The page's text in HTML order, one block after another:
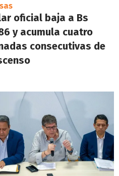
oficial baja a Bs
y acumula cuatro
consecutivas de